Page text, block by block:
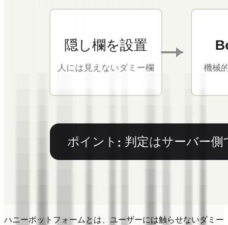
ハニーポットフォームとは、ユーザーには触らせないダミー